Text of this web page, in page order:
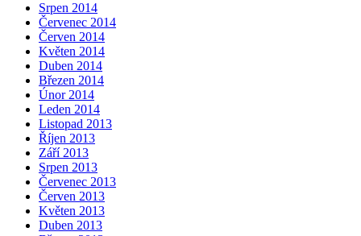
Srpen 2014
Červenec 2014
Červen 2014
Květen 2014
Duben 2014
Březen 2014
Únor 2014
Leden 2014
Listopad 2013
Říjen 2013
Září 2013
Srpen 2013
Červenec 2013
Červen 2013
Květen 2013
Duben 2013